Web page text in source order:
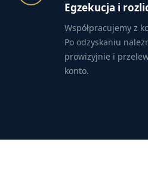
Egzekucja i
Współpracujemy z
Po odzyskaniu
prowizyjnie i
konto.